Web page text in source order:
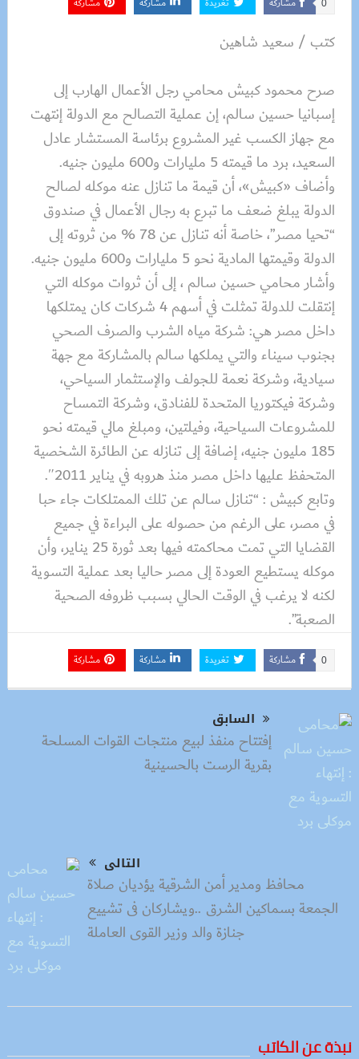
0
كتب / سعيد شاهين
صرح محمود كبيش محامي رجل الأعمال الهارب إلى
إسبانيا حسين سالم، إن عملية التصالح مع الدولة إنتهت
مع جهاز الكسب غير المشروع برئاسة المستشار عادل
السعيد، برد ما قيمته 5 مليارات و600 مليون جنيه.
وأضاف «كبيش»، أن قيمة ما تنازل عنه موكله لصالح
الدولة يبلغ ضعف ما تبرع به رجال الأعمال في صندوق
“تحيا مصر”، خاصة أنه تنازل عن 78 % من ثروته إلى
الدولة وقيمتها المادية نحو 5 مليارات و600 مليون جنيه.
وأشار محامي حسين سالم ، إلى أن ثروات موكله التي
إنتقلت للدولة تمثلت في أسهم 4 شركات كان يمتلكها
داخل مصر هي: شركة مياه الشرب والصرف الصحي
بجنوب سيناء والتي يملكها سالم بالمشاركة مع جهة
سيادية، وشركة نعمة للجولف والإستثمار السياحي،
وشركة فيكتوريا المتحدة للفنادق، وشركة التمساح
للمشروعات السياحية، وفيلتين، ومبلغ مالي قيمته نحو
185 مليون جنيه، إضافة إلى تنازله عن الطائرة الشخصية
المتحفظ عليها داخل مصر منذ هروبه في يناير 2011″.
وتابع كبيش : “تنازل سالم عن تلك الممتلكات جاء حبا
في مصر، على الرغم من حصوله على البراءة في جميع
القضايا التي تمت محاكمته فيها بعد ثورة 25 يناير، وأن
موكله يستطيع العودة إلى مصر حاليا بعد عملية التسوية
لكنه لا يرغب في الوقت الحالي بسبب ظروفه الصحية
الصعبة”.
مشاركة 0 تغريدة مشاركة مشاركة
السابق
إفتتاح منفذ لبيع منتجات القوات المسلحة
بقرية الرست بالحسينية
التالى
محافظ ومدير أمن الشرقية يؤديان صلاة
الجمعة بسماكين الشرق ..ويشاركان فى تشييع
جنازة والد وزير القوى العاملة
نبذة عن الكاتب